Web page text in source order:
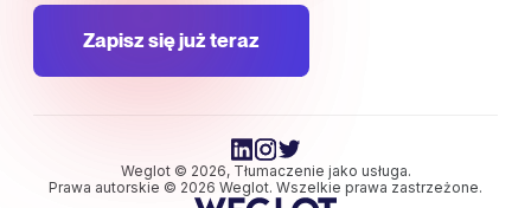
Zapisz się już teraz
Weglot © 2026, Tłumaczenie jako usługa.
Prawa autorskie © 2026 Weglot. Wszelkie prawa zastrzeżone.